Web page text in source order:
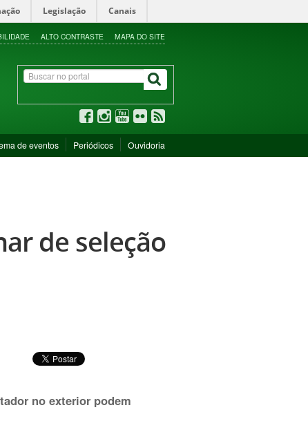
Legislação Canais
ALTO CONTRASTE MAPA DO SITE
de eventos Periódicos Ouvidoria
de seleção
no exterior podem